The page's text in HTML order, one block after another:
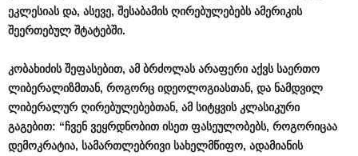
ეკლესიას და, ასევე, შესაბამის ღირებულებებს ამერიკის
შეერთებულ შტატებში.
კობახიძის შეფასებით, ამ ბრძოლას არაფერი აქვს საერთო
ლიბერალიზმთან, როგორც იდეოლოგიასთან, და ნამდვილ
ლიბერალურ ღირებულებებთან, ამ სიტყვის კლასიკური
გაგებით: “ჩვენ ვეყრდნობით ისეთ ფასეულობებს, როგორიცაა
დემოკრატია, სამართლებრივი სახელმწიფო, ადამიანის